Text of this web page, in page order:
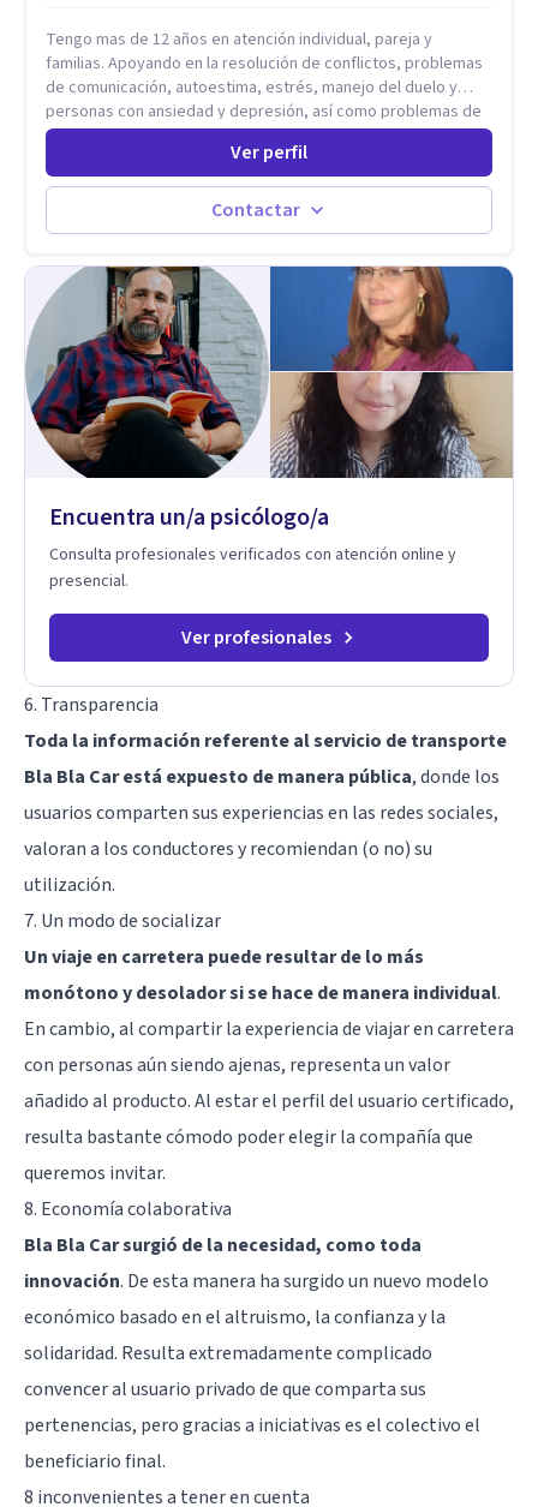
Tengo mas de 12 años en atención individual, pareja y
familias. Apoyando en la resolución de conflictos, problemas
de comunicación, autoestima, estrés, manejo del duelo y
personas con ansiedad y depresión, así como problemas de
conducta y comportamiento. Desarrollo de personas
Estableciendo metas a corto y largo plazo, es vital para la
vida de cada uno tener su propia vision.
Ver perfil
Contactar
Encuentra un/a psicólogo/a
Consulta profesionales verificados con atención online y
presencial.
Ver profesionales
6. Transparencia
Toda la información referente al servicio de transporte
Bla Bla Car está expuesto de manera pública, donde los
usuarios comparten sus experiencias en las redes sociales,
valoran a los conductores y recomiendan (o no) su
utilización.
7. Un modo de socializar
Un viaje en carretera puede resultar de lo más
monótono y desolador si se hace de manera individual.
En cambio, al compartir la experiencia de viajar en carretera
con personas aún siendo ajenas, representa un valor
añadido al producto. Al estar el perfil del usuario certificado,
resulta bastante cómodo poder elegir la compañía que
queremos invitar.
8. Economía colaborativa
Bla Bla Car surgió de la necesidad, como toda
innovación. De esta manera ha surgido un nuevo modelo
económico basado en el altruismo, la confianza y la
solidaridad. Resulta extremadamente complicado
convencer al usuario privado de que comparta sus
pertenencias, pero gracias a iniciativas es el colectivo el
beneficiario final.
8 inconvenientes a tener en cuenta